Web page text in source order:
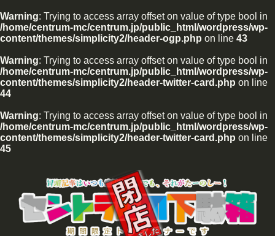
Warning: Trying to access array offset on value of type bool in
/home/centrum-mc/centrum.jp/public_html/wordpress/wp-
content/themes/simplicity2/header-ogp.php on line 43
Warning: Trying to access array offset on value of type bool in
/home/centrum-mc/centrum.jp/public_html/wordpress/wp-
content/themes/simplicity2/header-twitter-card.php on line
44
Warning: Trying to access array offset on value of type bool in
/home/centrum-mc/centrum.jp/public_html/wordpress/wp-
content/themes/simplicity2/header-twitter-card.php on line
45